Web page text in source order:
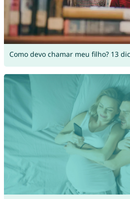
Como devo chamar meu filho? 13